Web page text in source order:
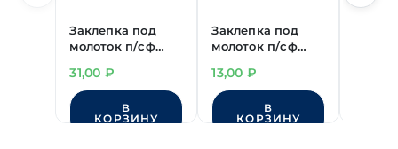
Заклепка под
молоток п/сф
6х14 мм
31,00 ₽
В
КОРЗИНУ
Заклепка под
молоток п/сф
5х8 мм
13,00 ₽
В
КОРЗИНУ